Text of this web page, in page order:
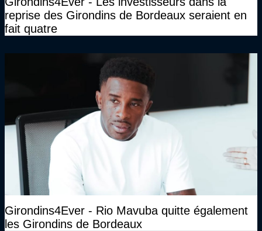
reprise des Girondins de Bordeaux seraient en
fait quatre
Girondins4Ever - Rio Mavuba quitte également
les Girondins de Bordeaux